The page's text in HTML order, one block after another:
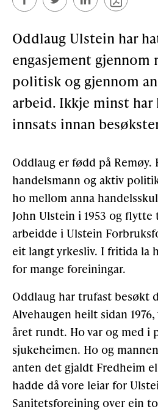
BLI MEDLEM
Gløymt passord
Oddlaug Ulstein har
engasjement gjennom
politisk og gjennom
arbeid. Ikkje minst
innsats innan
Oddlaug er fødd på Remøy.
handelsmann og aktiv
ho mellom anna
John Ulstein i 1953 og
arbeidde i Ulstein
eit langt yrkesliv. I fritida la
for mange foreiningar.
Oddlaug har trufast besøkt
Alvehaugen heilt sidan
året rundt. Ho var og med i
sjukeheimen. Ho og
anten det gjaldt Fredheim
hadde då vore leiar for
Sanitetsforeining over ein